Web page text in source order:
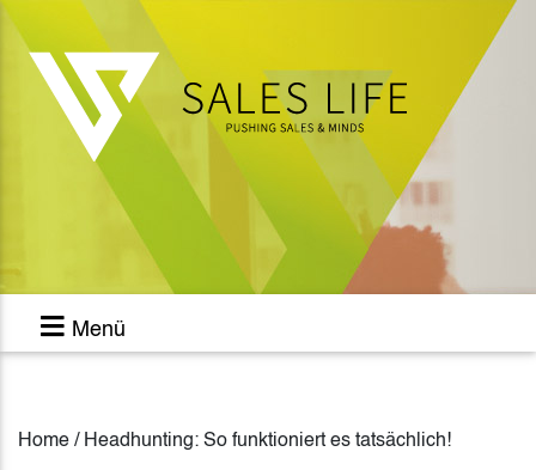
Menü
Home / Headhunting: So funktioniert es tatsächlich!